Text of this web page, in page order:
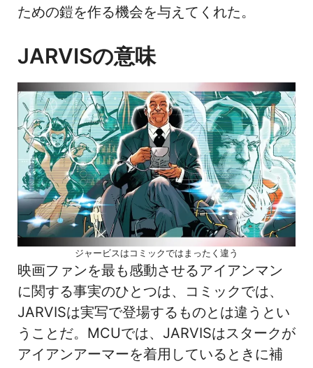
ための鎧を作る機会を与えてくれた。
JARVISの意味
ジャービスはコミックではまったく違う
映画ファンを最も感動させるアイアンマン
に関する事実のひとつは、コミックでは、
JARVISは実写で登場するものとは違うとい
うことだ。MCUでは、JARVISはスタークが
アイアンアーマーを着用しているときに補